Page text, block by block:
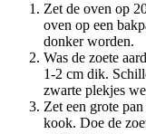
Zet de oven op
oven op een
donker worden.
Was de zoete
1-2 cm dik.
zwarte plekjes
Zet een grote
kook. Doe de